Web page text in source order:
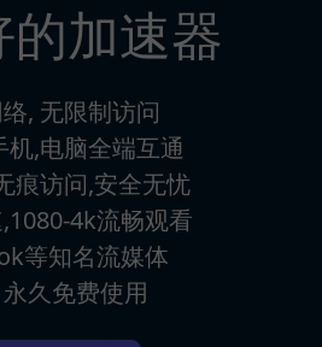
加速器
, 无限制访问
,电脑全端互通
痕访问,安全无忧
4k流畅观看
等知名流媒体
久免费使用